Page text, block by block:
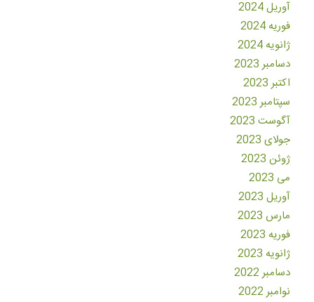
آوریل 2024
فوریه 2024
ژانویه 2024
دسامبر 2023
اکتبر 2023
سپتامبر 2023
آگوست 2023
جولای 2023
ژوئن 2023
می 2023
آوریل 2023
مارس 2023
فوریه 2023
ژانویه 2023
دسامبر 2022
نوامبر 2022